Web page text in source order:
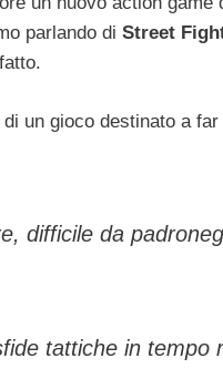
parlando di Street
un gioco destinato a
difficile da
tattiche in tempo